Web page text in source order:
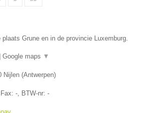
plaats Grune en in de provincie Luxemburg.
Google maps ▼
Nijlen (Antwerpen)
-, BTW-nr: -